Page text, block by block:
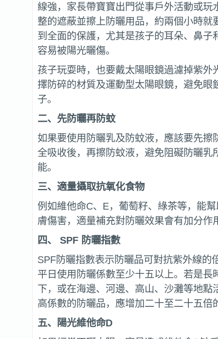
線強，家長帶寶寶出門從事戶外活動或玩
整的遮蔽並擦上防曬用品，約兩個小時就
到全面的保護，尤其是孩子的耳朵、鼻子
容易被陽光曬傷。
孩子玩耍時，也要戴太陽眼鏡過濾掉紫外
擇防碎的材質及運動型太陽眼鏡，避免眼
子。
二、先防曬再防蚊
如果要使用防曬乳及防蚊液，應該要先擦
全吸收後，再擦防蚊液，避免阻礙防曬乳
能。
三、適量攝取抗氧化食物
例如維他命C、E，葡萄籽、綠茶等，能
膚傷害，適量補充對防曬效果會有加分作
四、 SPF 防曬指數
SPF防曬指數表示防曬品可對抗紫外線的
平日使用防曬係數至少十五以上。若是長
下，或在海邊、河邊、高山、沙灘等地點
高係數的防曬品，應增加二十至二十五倍
五、陽光維他命D